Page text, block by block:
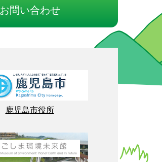
お問い合わせ
鹿児島市役所